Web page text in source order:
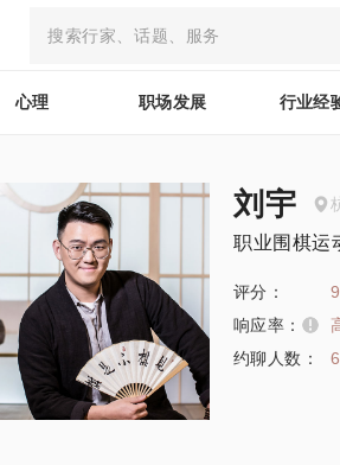
心理 职场发展 行业经
刘宇
职业围棋运
评分：
响应率：
约聊人数：
6